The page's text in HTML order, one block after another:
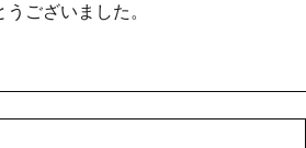
ございました。